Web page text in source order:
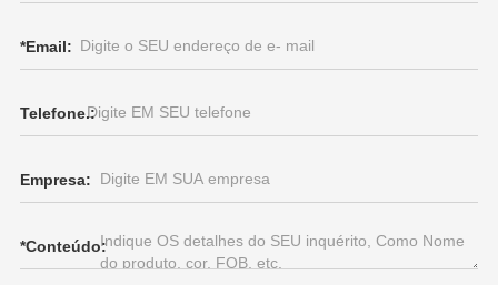
*Email:
Telefone.:
Empresa:
*Conteúdo: